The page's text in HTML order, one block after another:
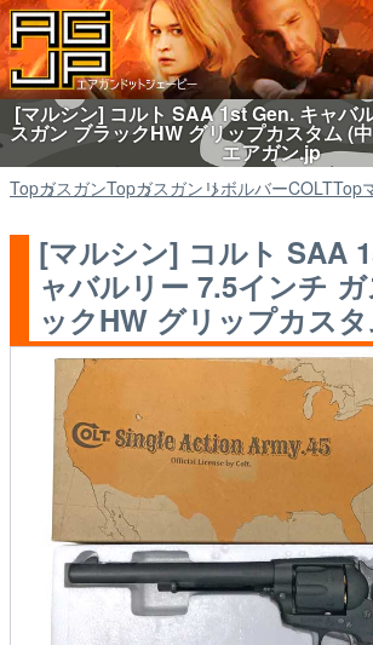
[マルシン] コルト SAA 1st Gen. キャバ
スガン ブラックHW グリップカスタム (
エアガン.jp
TopガスガンTopガスガン リボルバーCOLTTop
[マルシン] コルト SAA
ャバルリー 7.5インチ
ックHW グリップカス